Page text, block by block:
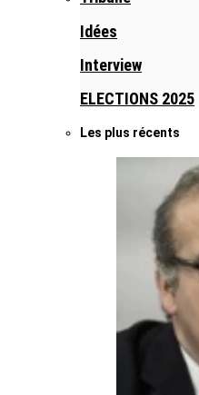
Idées
Interview
ELECTIONS 2025
Les plus récents